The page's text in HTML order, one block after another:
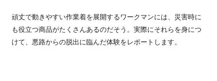
頑丈で動きやすい作業着を展開するワークマンには、災害時に
も役立つ商品がたくさんあるのだそう。実際にそれらを身につ
けて、悪路からの脱出に臨んだ体験をレポートします。